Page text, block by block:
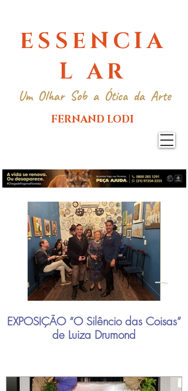
ESSENCIA
L AR
Um Olhar Sob a Ótica da Arte
FERNAND LODI
EXPOSIÇÃO “O Silêncio das Coisas”
de Luiza Drumond